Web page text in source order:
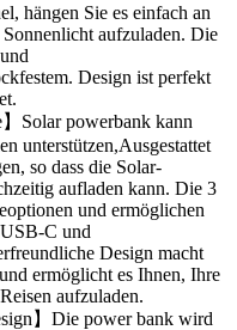
hängen Sie es einfach an
aufzuladen. Die
Design ist perfekt
Solar powerbank kann
unterstützen,Ausgestattet
so dass die Solar-
aufladen kann. Die 3
und ermöglichen
C und
Design macht
ermöglicht es Ihnen, Ihre
aufzuladen.
】Die power bank wird